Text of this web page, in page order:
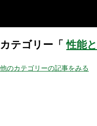
カテゴリー「性能
他のカテゴリーの記事をみる